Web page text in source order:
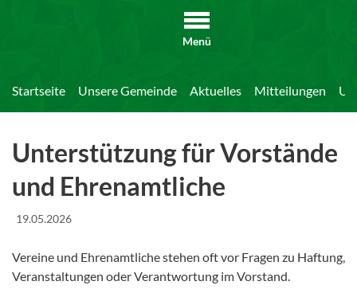
Menü
Startseite Unsere Gemeinde Aktuelles Mitteilungen
Unterstützung für Vorstände
und Ehrenamtliche
19.05.2026
Vereine und Ehrenamtliche stehen oft vor Fragen zu Haftung,
Veranstaltungen oder Verantwortung im Vorstand.